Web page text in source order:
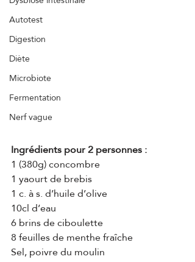
Autotest
Digestion
Diète
Microbiote
Fermentation
Nerf vague
Ingrédients pour 2 personnes :
1 (380g) concombre
1 yaourt de brebis
1 c. à s. d’huile d’olive
10cl d’eau
6 brins de ciboulette
8 feuilles de menthe fraîche
Sel, poivre du moulin